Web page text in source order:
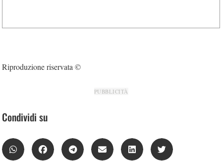
Riproduzione riservata ©
PUBBLICITÀ
Condividi su